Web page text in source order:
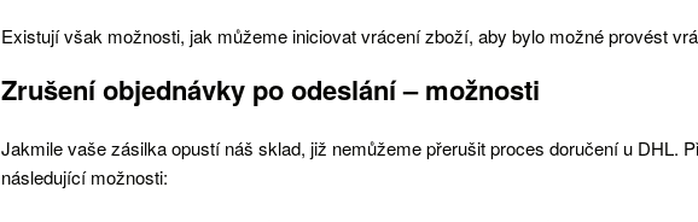
Existují však možnosti, jak můžeme iniciovat vrácení zboží, aby bylo možné provést
Zrušení objednávky po odeslání – možnosti
Jakmile vaše zásilka opustí náš sklad, již nemůžeme přerušit proces doručení u DHL.
následující možnosti: